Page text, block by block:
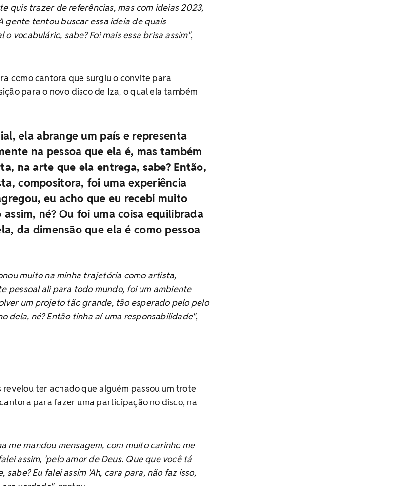
quis trazer de referências, mas com ideias 2023,
gente tentou buscar essa ideia de quais
vocabulário, sabe? Foi mais essa brisa assim",
como cantora que surgiu o convite para
para o novo disco de Iza, o qual ela também
ela abrange um país e representa
na pessoa que ela é, mas também
na arte que ela entrega, sabe? Então,
compositora, foi uma experiência
eu acho que eu recebi muito
né? Ou foi uma coisa equilibrada
da dimensão que ela é como pessoa
muito na minha trajetória como artista,
pessoal ali para todo mundo, foi um ambiente
um projeto tão grande, tão esperado pelo pelo
dela, né? Então tinha aí uma responsabilidade",
ter achado que alguém passou um trote
para fazer uma participação no disco, na
me mandou mensagem, com muito carinho me
assim, 'pelo amor de Deus. Que que você tá
sabe? Eu falei assim 'Ah, cara para, não faz isso,